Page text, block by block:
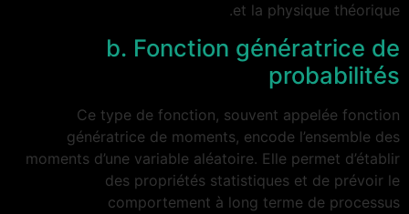
et la physique théorique.
b. Fonction génératrice de
probabilités
Ce type de fonction, souvent appelée fonction
génératrice de moments, encode l’ensemble des
moments d’une variable aléatoire. Elle permet d’établir
des propriétés statistiques et de prévoir le
comportement à long terme de processus